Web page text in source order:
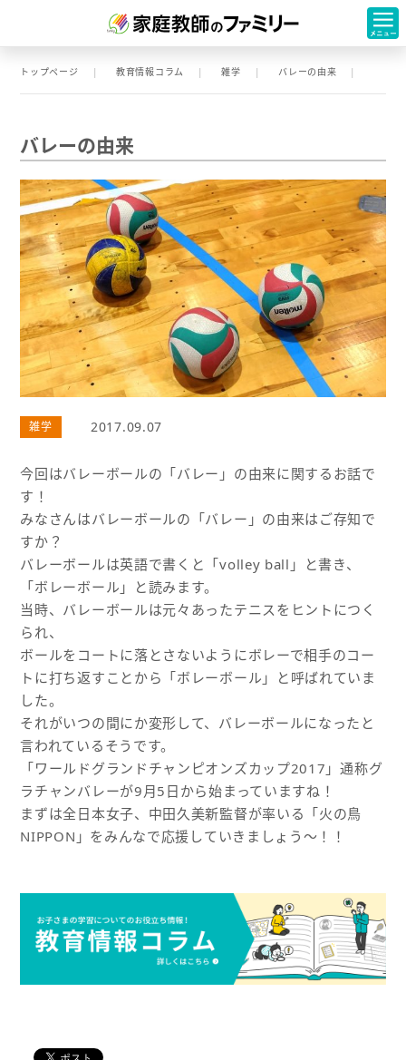
トップページ 教育情報コラム 雑学 バレーの由来
バレーの由来
雑学 2017.09.07
今回はバレーボールの「バレー」の由来に関するお話で
す！
みなさんはバレーボールの「バレー」の由来はご存知で
すか？
バレーボールは英語で書くと「volley ball」と書き、
「ボレーボール」と読みます。
当時、バレーボールは元々あったテニスをヒントにつく
られ、
ボールをコートに落とさないようにボレーで相手のコー
トに打ち返すことから「ボレーボール」と呼ばれていま
した。
それがいつの間にか変形して、バレーボールになったと
言われているそうです。
「ワールドグランドチャンピオンズカップ2017」通称グ
ラチャンバレーが9月5日から始まっていますね！
まずは全日本女子、中田久美新監督が率いる「火の鳥
NIPPON」をみんなで応援していきましょう〜！！